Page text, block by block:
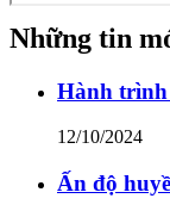
Những tin
Hành trình
12/10/2024
Ấn độ